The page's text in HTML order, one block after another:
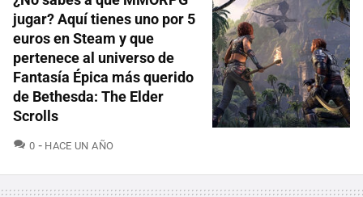
jugar? Aquí tienes uno por 5
euros en Steam y que
pertenece al universo de
Fantasía Épica más querido
de Bethesda: The Elder
Scrolls
0 COMENTARIOS
HACE UN AÑO